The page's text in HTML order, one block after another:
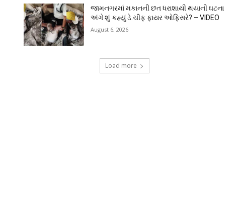
જામનગરમાં મકાનની છત ધરાશાયી થયાની ઘટના
અંગે શું કહ્યું ડે.ચીફ ફાયર ઓફિસરે? – VIDEO
August 6, 2026
Load more